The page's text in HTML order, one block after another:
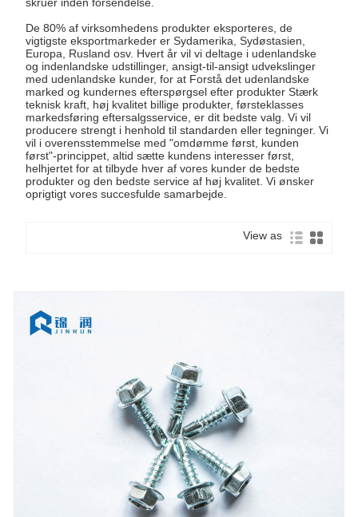
De 80% af virksomhedens produkter eksporteres, de
vigtigste eksportmarkeder er Sydamerika, Sydøstasien,
Europa, Rusland osv. Hvert år vil vi deltage i udenlandske
og indenlandske udstillinger, ansigt-til-ansigt udvekslinger
med udenlandske kunder, for at Forstå det udenlandske
marked og kundernes efterspørgsel efter produkter Stærk
teknisk kraft, høj kvalitet billige produkter, førsteklasses
markedsføring eftersalgsservice, er dit bedste valg. Vi vil
producere strengt i henhold til standarden eller tegninger. Vi
vil i overensstemmelse med "omdømme først, kunden
først"-princippet, altid sætte kundens interesser først,
helhjertet for at tilbyde hver af vores kunder de bedste
produkter og den bedste service af høj kvalitet. Vi ønsker
oprigtigt vores succesfulde samarbejde.
View as